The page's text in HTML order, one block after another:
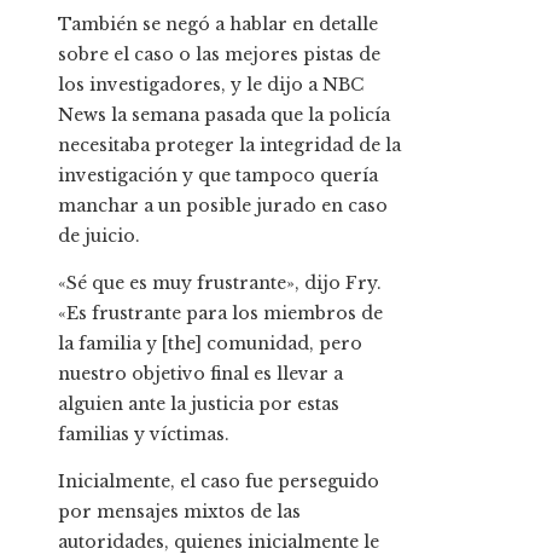
También se negó a hablar en detalle
sobre el caso o las mejores pistas de
los investigadores, y le dijo a NBC
News la semana pasada que la policía
necesitaba proteger la integridad de la
investigación y que tampoco quería
manchar a un posible jurado en caso
de juicio.
«Sé que es muy frustrante», dijo Fry.
«Es frustrante para los miembros de
la familia y [the] comunidad, pero
nuestro objetivo final es llevar a
alguien ante la justicia por estas
familias y víctimas.
Inicialmente, el caso fue perseguido
por mensajes mixtos de las
autoridades, quienes inicialmente le